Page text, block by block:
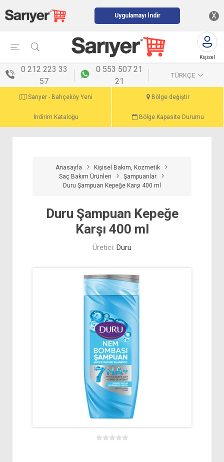
Uygulamayı İndir X
Kişisel
0 212 223 33
57
0 553 507 21
21
TÜRKÇE
Sarıyer - Bahçeköy Yeni Bölge değiştir
İndirim Kataloğu Bölge Kapasite Durumu
Anasayfa
Kişisel Bakım, Kozmetik
Saç Bakım Ürünleri
Şampuanlar
Duru Şampuan Kepeğe Karşı 400 ml
Duru Şampuan Kepeğe
Karşı 400 ml
Üretici: Duru